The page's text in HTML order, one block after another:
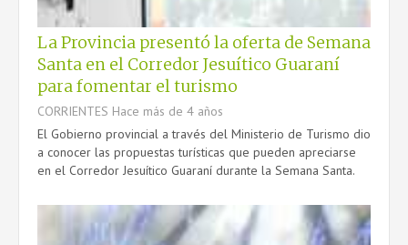
La Provincia presentó la oferta de Semana
Santa en el Corredor Jesuítico Guaraní
para fomentar el turismo
CORRIENTES Hace más de 4 años
El Gobierno provincial a través del Ministerio de Turismo dio
a conocer las propuestas turísticas que pueden apreciarse
en el Corredor Jesuítico Guaraní durante la Semana Santa.